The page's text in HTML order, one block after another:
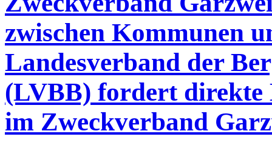
zwischen Kommunen
Landesverband der
(LVBB) fordert direkte
im Zweckverband